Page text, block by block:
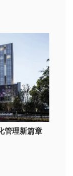
管理新篇章